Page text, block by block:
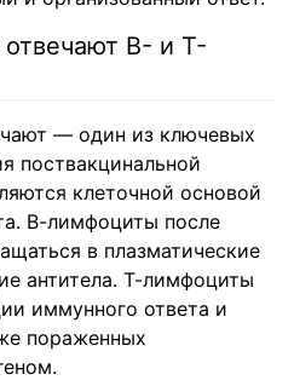
В- и Т-
— один из ключевых
поствакцинальной
клеточной основой
В-лимфоциты после
в плазматические
антитела. Т-лимфоциты
иммунного ответа и
пораженных